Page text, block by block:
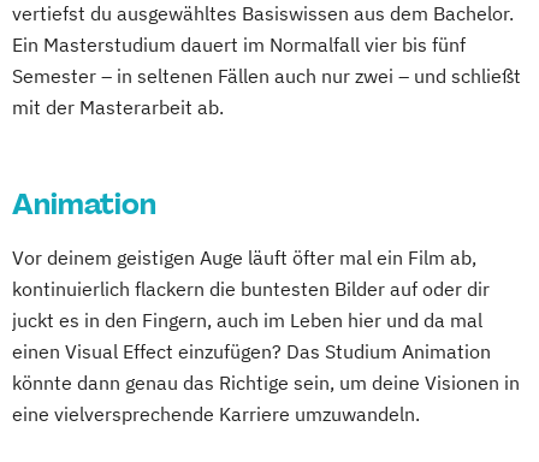
vertiefst du ausgewähltes Basiswissen aus dem Bachelor.
Ein Masterstudium dauert im Normalfall vier bis fünf
Semester – in seltenen Fällen auch nur zwei – und schließt
mit der Masterarbeit ab.
Animation
Vor deinem geistigen Auge läuft öfter mal ein Film ab,
kontinuierlich flackern die buntesten Bilder auf oder dir
juckt es in den Fingern, auch im Leben hier und da mal
einen Visual Effect einzufügen? Das Studium Animation
könnte dann genau das Richtige sein, um deine Visionen in
eine vielversprechende Karriere umzuwandeln.